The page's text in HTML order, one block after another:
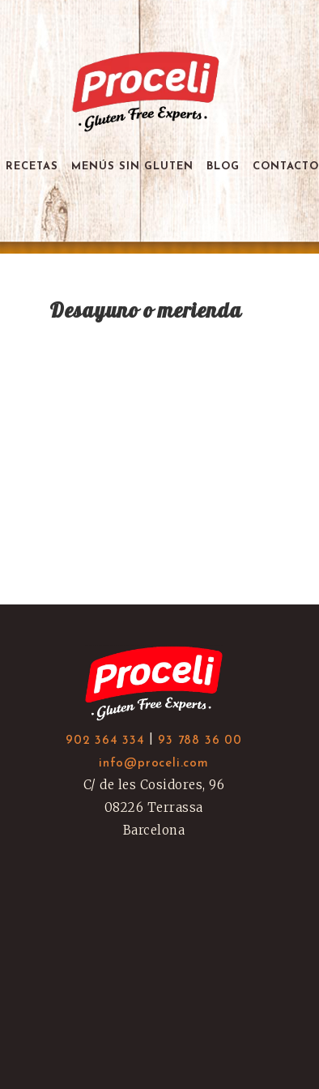
RECETAS MENÚS SIN GLUTEN BLOG CONTACTO
Desayuno o merienda
902 364 334
93 788 36 00
info@proceli.com
C/ de les Cosidores, 96
08226 Terrassa
Barcelona